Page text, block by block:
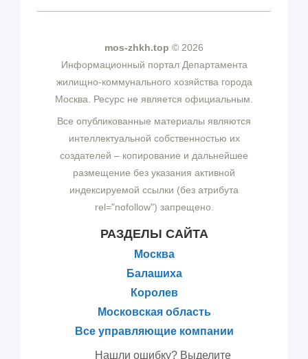
mos-zhkh.top © 2026
Информационный портал Департамента
жилищно-коммунального хозяйства города
Москва. Ресурс не является официальным.
Все опубликованные материалы являются
интеллектуальной собственностью их
создателей – копирование и дальнейшее
размещение без указания активной
индексируемой ссылки (без атрибута
rel="nofollow") запрещено.
РАЗДЕЛЫ САЙТА
Москва
Балашиха
Королев
Московская область
Все управляющие компании
Нашли ошибку? Выделите